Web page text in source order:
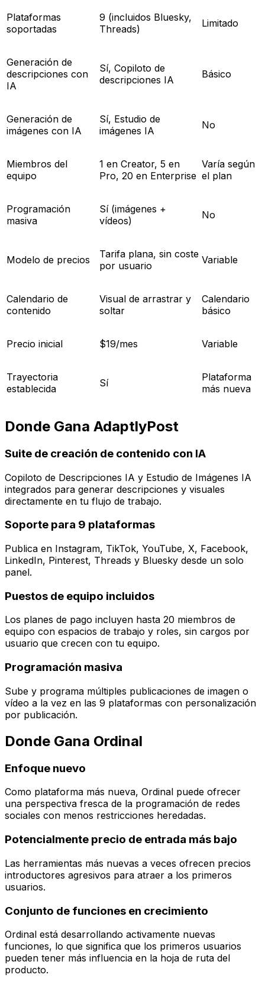
Plataformas
soportadas
9 (incluidos Bluesky,
Threads)
Limitado
Generación de
descripciones con
IA
Sí, Copiloto de
descripciones IA
Básico
Generación de
imágenes con IA
Sí, Estudio de
imágenes IA
No
Miembros del
equipo
1 en Creator, 5 en
Pro, 20 en Enterprise
Varía según
el plan
Programación
masiva
Sí (imágenes +
vídeos)
No
Modelo de precios
Tarifa plana, sin coste
por usuario
Variable
Calendario de
contenido
Visual de arrastrar y
soltar
Calendario
básico
Precio inicial $19/mes Variable
Trayectoria
establecida
Sí
Plataforma
más nueva
Donde Gana AdaptlyPost
Suite de creación de contenido con IA
Copiloto de Descripciones IA y Estudio de Imágenes IA
integrados para generar descripciones y visuales
directamente en tu flujo de trabajo.
Soporte para 9 plataformas
Publica en Instagram, TikTok, YouTube, X, Facebook,
LinkedIn, Pinterest, Threads y Bluesky desde un solo
panel.
Puestos de equipo incluidos
Los planes de pago incluyen hasta 20 miembros de
equipo con espacios de trabajo y roles, sin cargos por
usuario que crecen con tu equipo.
Programación masiva
Sube y programa múltiples publicaciones de imagen o
vídeo a la vez en las 9 plataformas con personalización
por publicación.
Donde Gana Ordinal
Enfoque nuevo
Como plataforma más nueva, Ordinal puede ofrecer
una perspectiva fresca de la programación de redes
sociales con menos restricciones heredadas.
Potencialmente precio de entrada más bajo
Las herramientas más nuevas a veces ofrecen precios
introductores agresivos para atraer a los primeros
usuarios.
Conjunto de funciones en crecimiento
Ordinal está desarrollando activamente nuevas
funciones, lo que significa que los primeros usuarios
pueden tener más influencia en la hoja de ruta del
producto.